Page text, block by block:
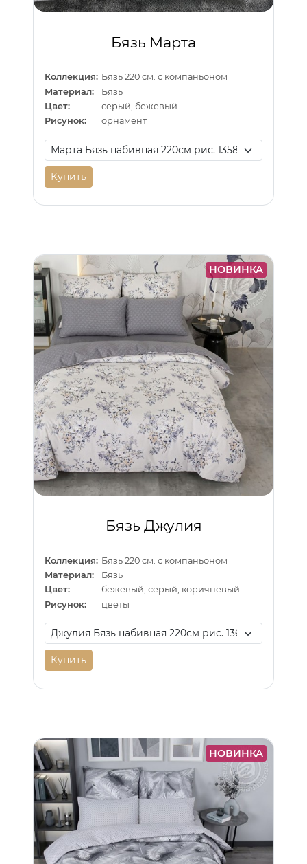
Бязь Марта
Коллекция: Бязь 220 см. с компаньоном
Материал:
Бязь
Цвет:
серый, бежевый
Рисунок:
орнамент
Купить
НОВИНКА
Бязь Джулия
Коллекция: Бязь 220 см. с компаньоном
Материал:
Бязь
Цвет:
бежевый, серый, коричневый
Рисунок:
цветы
Купить
НОВИНКА